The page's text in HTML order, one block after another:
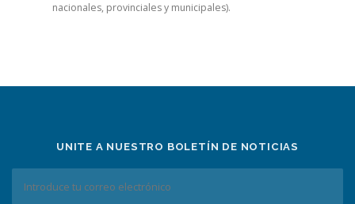
nacionales, provinciales y municipales).
UNITE A NUESTRO BOLETÍN DE NOTICIAS